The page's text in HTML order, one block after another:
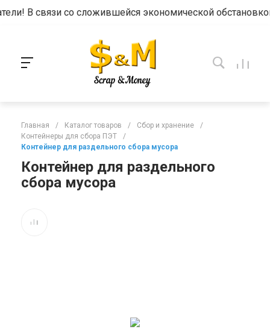
В связи со сложившейся экономической
Главная / Каталог товаров / Сбор и хранение
/
Контейнеры для сбора ПЭТ
/
Контейнер для раздельного сбора мусора
Контейнер для раздельного
сбора мусора